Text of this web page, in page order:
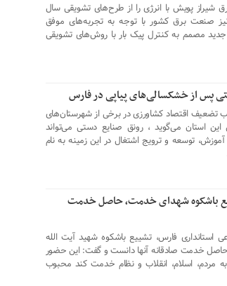
شیراز پویش با انرژی را از طرح‌های تشویقی سال
نیز صنعت برق کشور با توجه به تجربه‌های موفق
جدید مصمم به کنترل پیک بار با روش‌های تشویقی
پس از خشکسالی‌های پیاپی در فارس
تضعیف اقتصاد کشاورزی در برخی از شهرستان‌های
استان می‌گوید ، رونق صنایع دستی می‌تواند
توسعه و ترویج اشتغال در این زمینه به نام
باشکوه شهدای خدمت، حاصل خدمت
استانداری فارس، تشییع باشکوه شهید آیت الله
خدمت صادقانه آنها دانست و گفت: این حضور
اسلام، انقلاب و نظام خدمت کند محبوب